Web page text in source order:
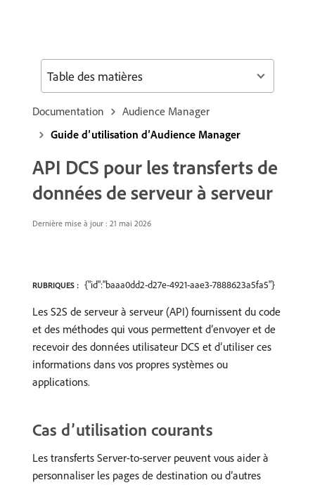
Documentation
Audience Manager
Guide d’utilisation d’Audience Manager
API DCS pour les transferts de
données de serveur à serveur
Dernière mise à jour : 21 mai 2026
RUBRIQUES : {"id":"baaa0dd2-d27e-4921-aae3-7888623a5fa5"}
Les S2S de serveur à serveur (API) fournissent du code
et des méthodes qui vous permettent d’envoyer et de
recevoir des données utilisateur DCS et d’utiliser ces
informations dans vos propres systèmes ou
applications.
Cas d’utilisation courants
Les transferts Server-to-server peuvent vous aider à
personnaliser les pages de destination ou d’autres
Table des matières